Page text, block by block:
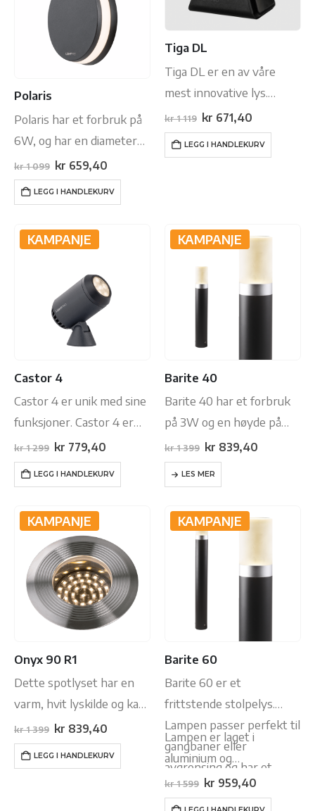
Polaris
Polaris har et forbruk på
6W, og har en diameter
på 14.5 cm. Den er lagd i
aluminium og er
tilgjengelig i farge
også meg en varm,…
kr1 099 Opprinnelig
kr 1
099.
kr 659,40Nåværende
kr 659,40.
LEGG I HANDLEKURV
Tiga DL
Tiga DL er en av våre
mest innovative lys.
Dette lyset kan brukes på
ulike måter for å gi hagen
din liv, og lyset kan til og
kr1 119 Opprinnelig
var:
kr 1
119.
kr 671,40Nåværende
er:
kr 671,40.
LEGG I HANDLEKURV
KAMPANJE
Castor 4
Castor 4 er unik med sine
funksjoner. Castor 4 er
dimbar, som gjør at du
selv kan bestemme
lysstyrken.
kr1 299 Opprinnelig
var:
kr 1
299.
kr 779,40Nåværende
er:
kr 779,40.
LEGG I HANDLEKURV
KAMPANJE
Barite 40
Barite 40 har et forbruk
på 3W og en høyde på
40,5cm. Den er lagd i
aluminium og leveres i
svart farge. Den leveres
lyskilde.
kr1 399 Opprinnelig
var:
kr 1
399.
kr 839,40
LES MER
KAMPANJE
Onyx 90 R1
Dette spotlyset har en
varm, hvit lyskilde og kan
brukes som et perfekt
akksentbelysning.
kr1 399 Opprinnelig
var:
kr 1
399.
kr 839,40Nåværende
er:
kr 839,40.
LEGG I HANDLEKURV
KAMPANJE
Barite 60
Barite 60 er et
frittstende stolpelys.
Lampen passer perfekt til
gangbaner eller
avgrensing og har et
forbruk på 3W og en
Lampen er laget i
aluminium og…
kr1 599 Opprinnelig
kr 959,40